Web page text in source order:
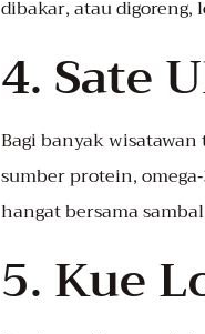
dibakar, atau digoreng,
4. Sate
Bagi banyak
sumber protein,
hangat bersama
5. Kue